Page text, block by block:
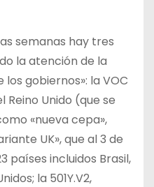
semanas hay tres
la atención de la
gobiernos»: la VOC
Reino Unido (que se
«nueva cepa»,
UK», que al 3 de
países incluidos Brasil,
la 501Y.V2,